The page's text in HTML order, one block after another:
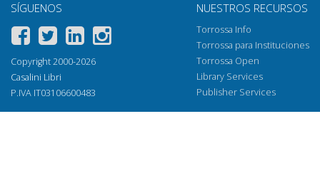
SÍGUENOS
Copyright 2000-2026
Casalini Libri
P.IVA IT03106600483
NUESTROS RECURSOS
Torrossa Info
Torrossa para Instituciones
Torrossa Open
Library Services
Publisher Services